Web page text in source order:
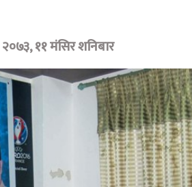
११ मंसिर शनिबार